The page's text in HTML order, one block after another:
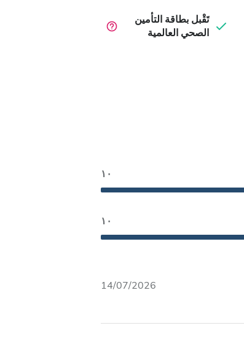
تَقْبل بطاقة التأمين
الصحي العالمية
١٠
١٠
14/07/2026